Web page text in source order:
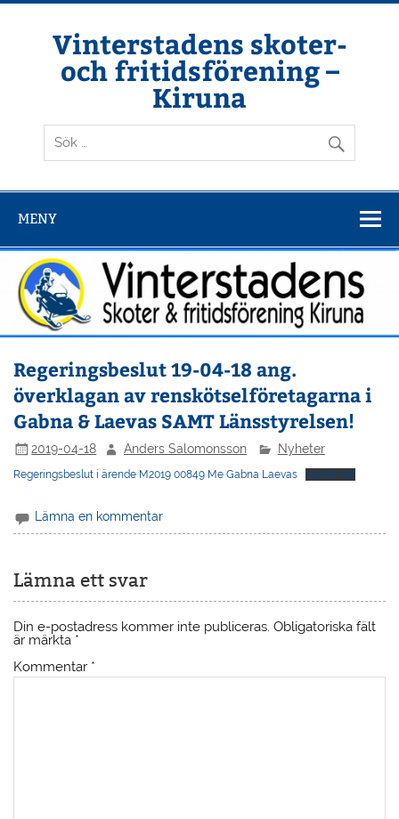
Hoppa
Vinterstadens skoter-
och fritidsförening –
Kiruna
Din ljuslykta i vintermörkret
MENY
Regeringsbeslut 19-04-18 ang.
överklagan av renskötselföretagarna i
Gabna & Laevas SAMT Länsstyrelsen!
2019-04-18 Anders Salomonsson Nyheter
Regeringsbeslut i ärende M2019 00849 Me Gabna Laevas Ladda ner
Lämna en kommentar
Lämna ett svar
Din e-postadress kommer inte publiceras. Obligatoriska fält
är märkta *
Kommentar *